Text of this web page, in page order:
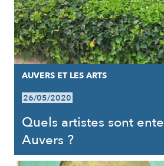
AUVERS ET LES ARTS
26/05/2020
Quels artistes sont
Auvers ?